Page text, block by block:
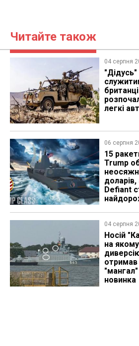
Читайте також
04 серпня
легкі
06 серпня
15
Trump
Defiant
04 серпня
Носій
на
"мангал"
новинка